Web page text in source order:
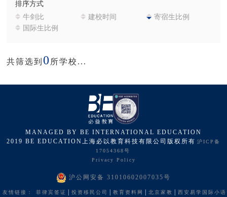
排序方式
牛剑比
建校时间
寄宿生比例
国际生比例
共筛选到 0 所学校...
MANAGED BY BE INTERNATIONAL EDUCATION
2019 BE EDUCATION上海必以教育科技有限公司版权所有 沪ICP备
17054368号
Privacy Policy
沪公网安备 31010602007035号
友情链接： 菲律宾签证 投资移民公司 教育资料网 北京家教 西安易学国际小语